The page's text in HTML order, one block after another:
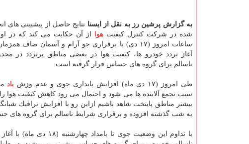
به گزارش پرشین رز به نقل از ایسنا نتایج حاصل از پیشبینی های
شده در شركت كنترل كیفیتهوا
از آن حكایت می كند كه در
ساعات امروز (۱۷ دی) با برقراری جو آرام و آسمان صاف
آغاز تردد خودرو ها، كیفیت هوا در بعضی مناطق پرتردد در
ناسالم برای گروه های حساس قرار گرفته است.
طی امروز (۱۷ دی ماه) افزایش پایداری جوی و عدم وزش باد
سبب تجمع آلاینده ها می شود و احتمال می رود كاهش كیفیت هوا را
بیشتر مناطق پایتخت شاهد باشیم ازاین رو با افزایش ترافیك
به شب گذشته افزوده و برقراری شرایط ناسالم برای گروه های
با تداوم این وضعیت